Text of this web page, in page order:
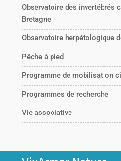
Observatoire des invertébrés
Bretagne
Observatoire herpétologique
Pêche à pied
Programme de mobilisation
Programmes de recherche
Vie associative